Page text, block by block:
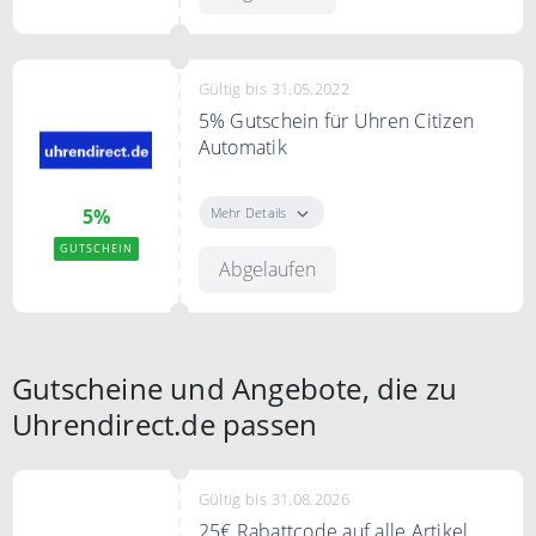
5%
GUTSCHEIN
Gültig bis 31.05.2022
5% Gutschein für Uhren Citizen
Automatik
-Gilt nur für einzelne Modelle der
Marke Citizen Automatik -Dieser
Mehr Details
Abgelaufen
Gutscheine und Angebote, die zu
Uhrendirect.de passen
Gültig bis 31.08.2026
25€ Rabattcode auf alle Artikel